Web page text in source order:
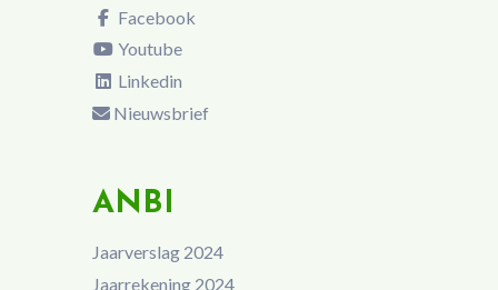
Facebook
Youtube
Linkedin
Nieuwsbrief
ANBI
Jaarverslag 2024
Jaarrekening 2024